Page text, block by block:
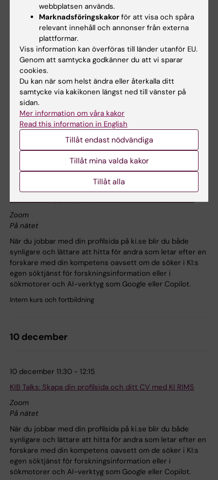
KIB Talks: Skapa din profilsida och ditt CV med KI RIMS
När du jobbar med din profilsida på ki.se blir du både
synligare och lättare att hitta för andra som letar efter en
forskare med din kompetens oavsett om de söker i KI:s
egen söktjänst för forskningsinformation eller i
sökmotorer och AI-verktyg som Google eller Copilot.
Intern kurs och fortbildning
6 november
Zoom
På nätet
När du jobbar med din profilsida på ki.se blir du både
synligare och lättare att hitta för andra som letar efter en
forskare med din kompetens oavsett om de söker i KI:s
egen söktjänst för forskningsinformation eller i
sökmotorer och AI-verktyg som Google eller Copilot.
Intern kurs och fortbildning
10 december
10 december 11:30 - 12:15
KIB Talks: Skapa din profilsida och ditt CV med KI RIMS
Zoom
På nätet
När du jobbar med din profilsida på ki.se blir du både
synligare och lättare att hitta för andra som letar efter en
forskare med din kompetens oavsett om de söker i KI:s
egen söktjänst för forskningsinformation eller i
sökmotorer och AI-verktyg som Google eller Copilot.
webbplatsen används.
Marknadsföringskakor för att visa och spåra
relevant innehåll och annonser från externa
plattformar.
Viss information kan överföras till länder utanför EU.
Genom att samtycka godkänner du att vi sparar
cookies.
Du kan när som helst ändra eller återkalla ditt
samtycke via kakikonen längst ned till vänster på
sidan.
Mer information om våra kakor
Read this information in English
Tillåt endast nödvändiga
Tillåt mina valda kakor
Tillåt alla